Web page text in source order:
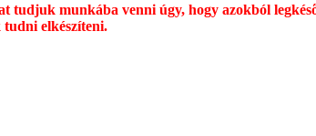
munkába venni úgy, hogy azokból
tudni elkészíteni.